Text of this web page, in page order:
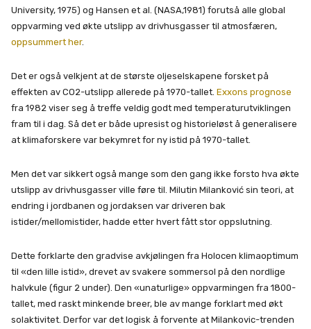
University, 1975) og Hansen et al. (NASA,1981) forutså alle global
oppvarming ved økte utslipp av drivhusgasser til atmosfæren,
oppsummert her.
Det er også velkjent at de største oljeselskapene forsket på
effekten av CO2-utslipp allerede på 1970-tallet. Exxons prognose
fra 1982 viser seg å treffe veldig godt med temperaturutviklingen
fram til i dag. Så det er både upresist og historieløst å generalisere
at klimaforskere var bekymret for ny istid på 1970-tallet.
Men det var sikkert også mange som den gang ikke forsto hva økte
utslipp av drivhusgasser ville føre til. Milutin Milanković sin teori, at
endring i jordbanen og jordaksen var driveren bak
istider/mellomistider, hadde etter hvert fått stor oppslutning.
Dette forklarte den gradvise avkjølingen fra Holocen klimaoptimum
til «den lille istid», drevet av svakere sommersol på den nordlige
halvkule (figur 2 under). Den «unaturlige» oppvarmingen fra 1800-
tallet, med raskt minkende breer, ble av mange forklart med økt
solaktivitet. Derfor var det logisk å forvente at Milankovic-trenden